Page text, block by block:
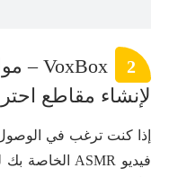
2
لإنشاء مقاطع
فيديو ASMR الخاصة بك لتصبح شائعة، فإن